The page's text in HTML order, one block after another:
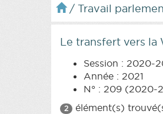
/ Travail
Le transfert vers
Session : 2020-
Année : 2021
N° : 209 (2020-
2 élément(s)